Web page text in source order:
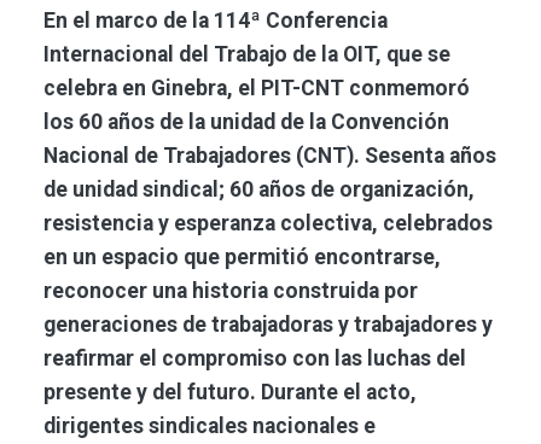
En el marco de la 114ª Conferencia
Internacional del Trabajo de la OIT, que se
celebra en Ginebra, el PIT-CNT conmemoró
los 60 años de la unidad de la Convención
Nacional de Trabajadores (CNT). Sesenta años
de unidad sindical; 60 años de organización,
resistencia y esperanza colectiva, celebrados
en un espacio que permitió encontrarse,
reconocer una historia construida por
generaciones de trabajadoras y trabajadores y
reafirmar el compromiso con las luchas del
presente y del futuro. Durante el acto,
dirigentes sindicales nacionales e